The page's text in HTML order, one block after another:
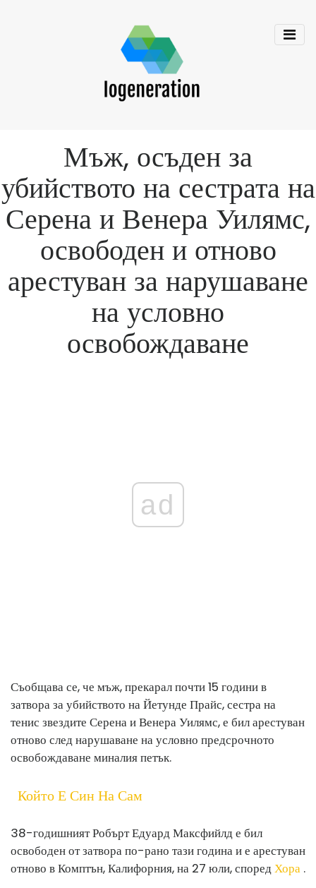
Мъж, осъден за
убийството на сестрата на
Серена и Венера Уилямс,
освободен и отново
арестуван за нарушаване
на условно
освобождаване
ad
Съобщава се, че мъж, прекарал почти 15 години в
затвора за убийството на Йетунде Прайс, сестра на
тенис звездите Серена и Венера Уилямс, е бил арестуван
отново след нарушаване на условно предсрочното
освобождаване миналия петък.
Който Е Син На Сам
38-годишният Робърт Едуард Максфийлд е бил
освободен от затвора по-рано тази година и е арестуван
отново в Комптън, Калифорния, на 27 юли, споредХора .